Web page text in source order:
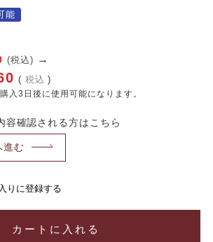
能
(税込)
税込
入3日後に使用可能になります。
容確認される方はこちら
進む
りに登録する
カートに入れる